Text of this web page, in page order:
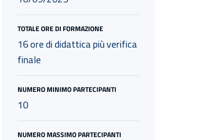
TOTALE ORE DI FORMAZIONE
16 ore di didattica più verifica
finale
NUMERO MINIMO PARTECIPANTI
10
NUMERO MASSIMO PARTECIPANTI